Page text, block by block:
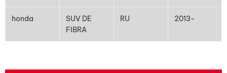
honda
SUV DE
FIBRA
RU 2013-